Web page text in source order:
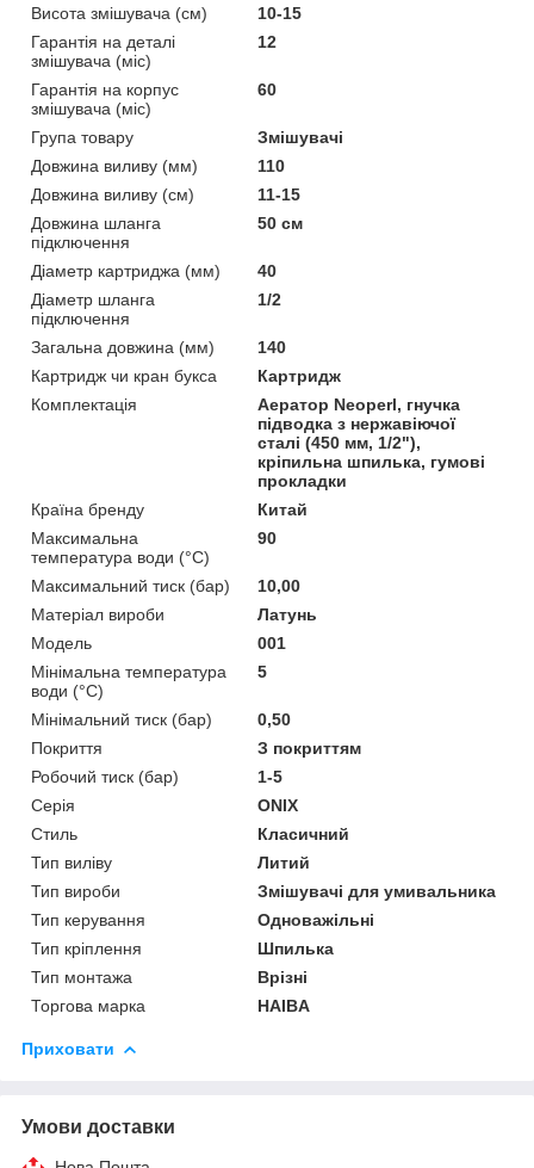
Висота змішувача (см)
10-15
Гарантія на деталі
змішувача (міс)
12
Гарантія на корпус
змішувача (міс)
60
Група товару
Змішувачі
Довжина виливу (мм)
110
Довжина виливу (см)
11-15
Довжина шланга
підключення
50 см
Діаметр картриджа (мм)
40
Діаметр шланга
підключення
1/2
Загальна довжина (мм)
140
Картридж чи кран букса
Картридж
Комплектація
Аератор Neoperl, гнучка
підводка з нержавіючої
сталі (450 мм, 1/2"),
кріпильна шпилька, гумові
прокладки
Країна бренду
Китай
Максимальна
температура води (°C)
90
Максимальний тиск (бар)
10,00
Матеріал вироби
Латунь
Мoдель
001
Мінімальна температура
води (°C)
5
Мінімальний тиск (бар)
0,50
Покриття
З покриттям
Робочий тиск (бар)
1-5
Серія
ONIX
Стиль
Класичний
Тип виліву
Литий
Тип вироби
Змішувачі для умивальника
Тип керування
Одноважільні
Тип кріплення
Шпилька
Тип монтажа
Врізні
Торгова марка
HAIBA
Приховати
Умови доставки